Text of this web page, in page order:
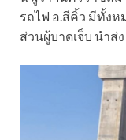
รถไฟ อ.สีคิ้ว มีทั้งห
ส่วนผู้บาดเจ็บ นำส่